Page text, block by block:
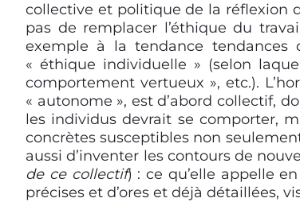
collective et politique de la réflexion
pas de remplacer l’éthique du
exemple à la tendance tendances
« éthique individuelle » (selon
comportement vertueux », etc.).
« autonome », est d’abord collectif,
les individus devrait se comporter,
concrètes susceptibles non
aussi d’inventer les contours de
de ce collectif) : ce qu’elle appelle
précises et d’ores et déjà détaillées,